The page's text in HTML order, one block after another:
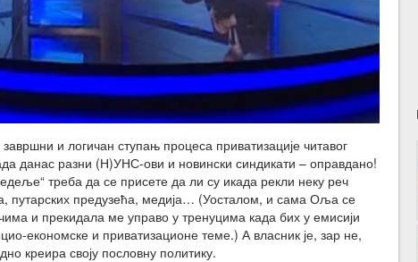
и логичан ступањ процеса приватизације читавог
данас разни (Н)УНС-ови и новински синдикати – оправдано!
треба да се присете да ли су икада рекли неку реч
путарских предузећа, медија… (Уосталом, и сама Оља се
и прекидала ме управо у тренуцима када бих у емисији
економске и приватизационе теме.) А власник је, зар не,
креира своју пословну политику.